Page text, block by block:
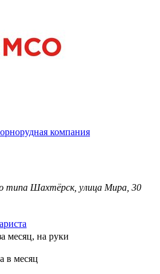
компания
типа Шахтёрск, улица Мира, 30
месяц, на руки
в месяц